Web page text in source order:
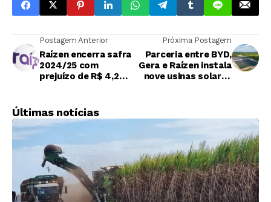
Postagem Anterior
Raízen encerra safra
2024/25 com
prejuízo de R$ 4,2
Próxima Postagem
Parceria entre BYD,
Gera e Raízen instala
nove usinas solares
Últimas notícias